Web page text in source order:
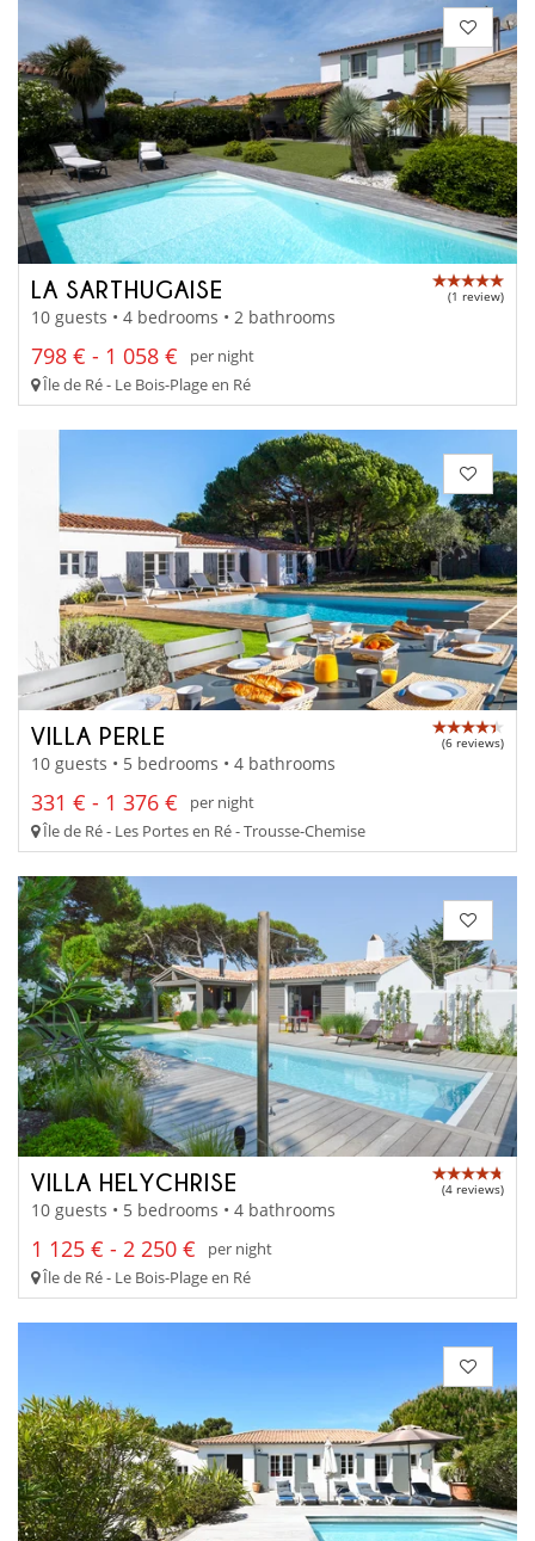
LA SARTHUGAISE (1 review)
10 guests • 4 bedrooms • 2 bathrooms
798 € - 1 058 €
per night
Île de Ré - Le Bois-Plage en Ré
VILLA PERLE (6 reviews)
10 guests • 5 bedrooms • 4 bathrooms
331 € - 1 376 €
per night
Île de Ré - Les Portes en Ré - Trousse-Chemise
VILLA HELYCHRISE (4 reviews)
10 guests • 5 bedrooms • 4 bathrooms
1 125 € - 2 250 €
per night
Île de Ré - Le Bois-Plage en Ré